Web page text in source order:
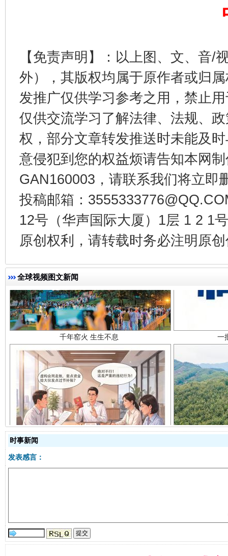
【免责声明】：以上图、文、音/
外），其版权均属于原作者或归
发推广仅供学习参考之用，禁止
仅供交流学习了解法律、法规、
权，部分文章转发推送时未能及
意侵犯到您的权益烦请告知本网
GAN160003，请联系我们将立即
投稿邮箱：
12号（华声国际大厦）1层 1 2 1
原创权利，请转载时务必注明原
全球视频图文新闻
一纸欠
东山县通报“牛蛙产品抗生素超标问题” 法
千年窑火 生生不息
揭开“小金库”的免责幌子
时事新闻
发表感言：